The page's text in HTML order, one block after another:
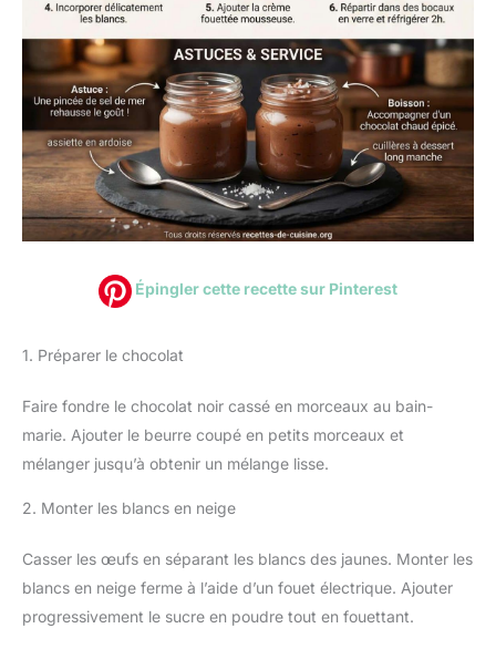
Épingler cette recette sur Pinterest
1. Préparer le chocolat
Faire fondre le chocolat noir cassé en morceaux au bain-
marie. Ajouter le beurre coupé en petits morceaux et
mélanger jusqu’à obtenir un mélange lisse.
2. Monter les blancs en neige
Casser les œufs en séparant les blancs des jaunes. Monter les
blancs en neige ferme à l’aide d’un fouet électrique. Ajouter
progressivement le sucre en poudre tout en fouettant.